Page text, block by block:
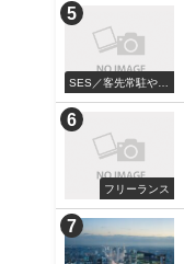
SES／客先常駐やめ
たい
フリーランス